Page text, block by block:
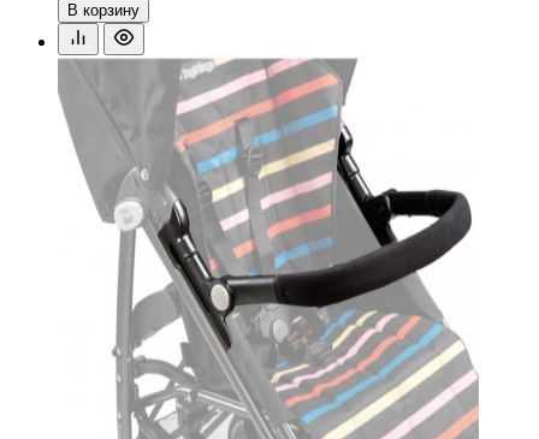
В корзину